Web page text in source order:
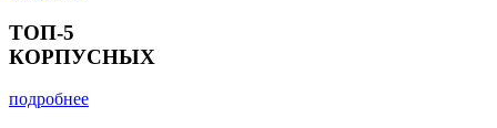
ТОП-5
КОРПУСНЫХ
подробнее